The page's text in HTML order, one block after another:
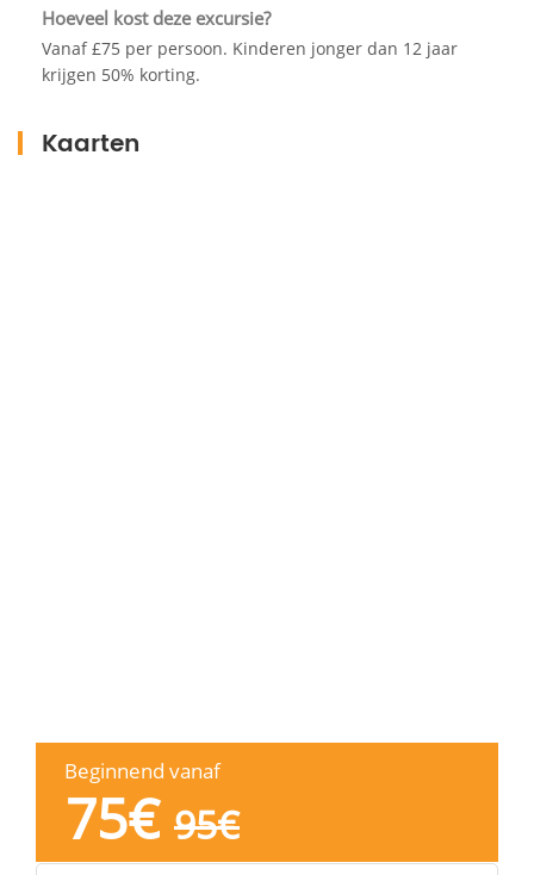
Hoeveel kost deze excursie?
Vanaf £75 per persoon. Kinderen jonger dan 12 jaar
krijgen 50% korting.
Kaarten
Beginnend vanaf
75€ 95€